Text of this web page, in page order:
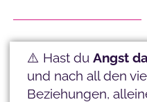
⚠️ Hast du Angst
und nach all den
Beziehungen,